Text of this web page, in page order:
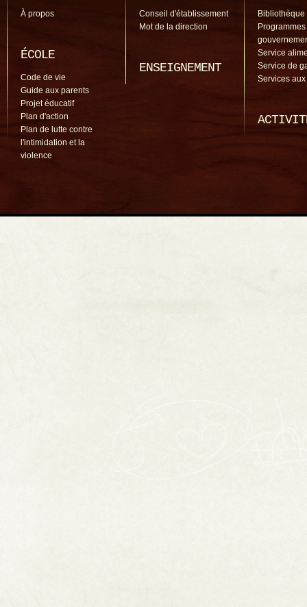
À propos
ÉCOLE
Code de vie
Guide aux parents
Projet éducatif
Plan d'action
Plan de lutte contre
l'intimidation et la
violence
Conseil d'établissement
Mot de la direction
ENSEIGNEMENT
Bibliothèque
Programmes
Service
Service de
Services